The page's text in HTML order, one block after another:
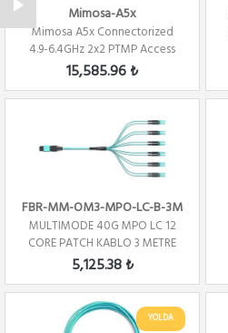
Mimosa-A5x
Mimosa A5x Connectorized
4.9-6.4GHz 2x2 PTMP Access
Point
15,585.96 ₺
FBR-MM-OM3-MPO-LC-B-3M
MULTIMODE 40G MPO LC 12
CORE PATCH KABLO 3 METRE
POL - B
5,125.38 ₺
YOLDA